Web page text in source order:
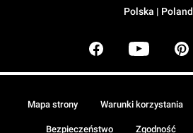
Polska | Poland
Mapa strony Warunki korzystania
Bezpieczeństwo Zgodność